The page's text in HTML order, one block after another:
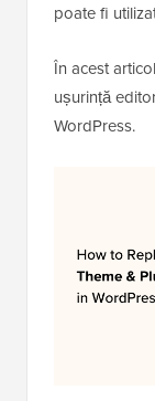
poate fi
În acest
ușurință
WordPress.